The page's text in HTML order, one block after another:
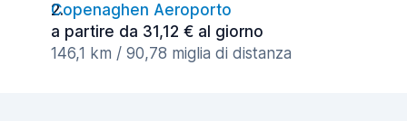
Copenaghen Aeroporto
a partire da 31,12 € al giorno
146,1 km / 90,78 miglia di distanza